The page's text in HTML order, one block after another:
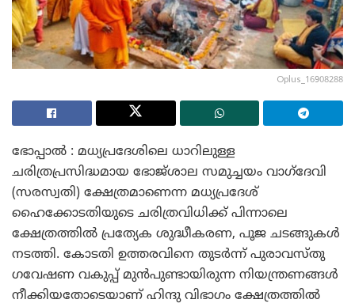
Oplus_16908288
ഭോപ്പാൽ : മധ്യപ്രദേശിലെ ധാറിലുള്ള
ചരിത്രപ്രസിദ്ധമായ ഭോജ്‌ശാല സമുച്ചയം വാഗ്‌ദേവി
(സരസ്വതി) ക്ഷേത്രമാണെന്ന മധ്യപ്രദേശ്
ഹൈക്കോടതിയുടെ ചരിത്രവിധിക്ക് പിന്നാലെ
ക്ഷേത്രത്തിൽ പ്രത്യേക ശുദ്ധീകരണ, പൂജ ചടങ്ങുകൾ
നടത്തി. കോടതി ഉത്തരവിനെ തുടർന്ന് പുരാവസ്തു
ഗവേഷണ വകുപ്പ് മുൻപുണ്ടായിരുന്ന നിയന്ത്രണങ്ങൾ
നീക്കിയതോടെയാണ് ഹിന്ദു വിഭാഗം ക്ഷേത്രത്തിൽ